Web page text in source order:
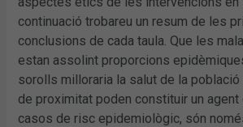
continuació trobareu un resum de les
conclusions de cada taula. Que les
estan assolint proporcions
sorolls milloraria la salut de la
de proximitat poden constituir un agent
casos de risc epidemiològic, són